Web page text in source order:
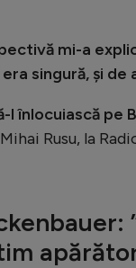
mi-a
singură, și de
l înlocuiască pe
Rusu, la